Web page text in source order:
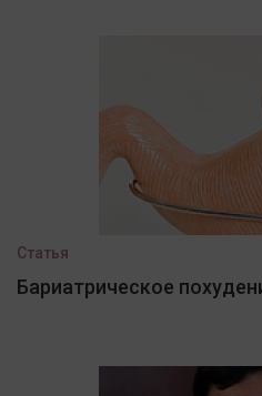
Статья
Бариатрическое